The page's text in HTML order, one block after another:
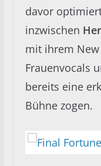
davor
inzwischen
mit ihrem
Frauenvocals
bereits eine
Bühne zogen.